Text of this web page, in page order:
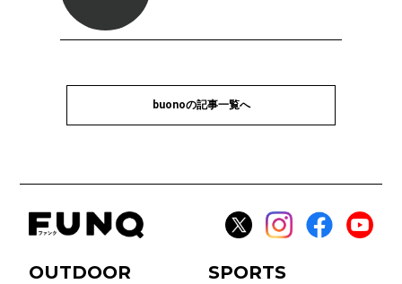
buonoの記事一覧へ
OUTDOOR
SPORTS